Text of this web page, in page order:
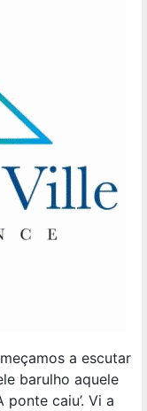
a escutar
barulho aquele
ponte caiu’. Vi a